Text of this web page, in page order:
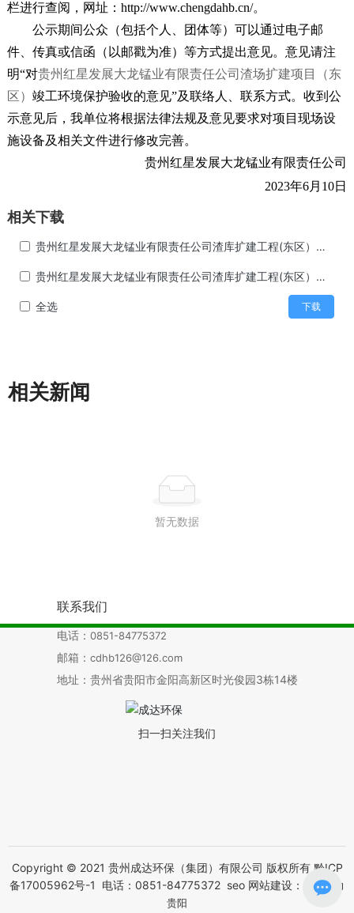
栏进行查阅，网址： http://www.chengdahb.cn/。
公示期间公众（包括个人、团体等）可以通过电子邮
件、传真或信函（以邮戳为准）等方式提出意见。意见请注
明“对贵州红星发展大龙锰业有限责任公司渣场扩建项目（东
区） 竣工环境保护验收的意见”及联络人、联系方式。收到公
示意见后，我单位将根据法律法规及意见要求对项目现场设
施设备及相关文件进行修改完善。
贵州红星发展大龙锰业有限责任公司
2023年6月 10日
相关下载
贵州红星发展大龙锰业有限责任公司渣库扩建工程(东区）验收报告
贵州红星发展大龙锰业有限责任公司渣库扩建工程(东区）环境保护验收意见
全选 下载
相关新闻
暂无数据
联系我们
电话： 0851-84775372
邮箱： cdhb126@126.com
地址：贵州省贵阳市金阳高新区时光俊园3栋14楼
扫一扫关注我们
Copyright © 2021 贵州成达环保（集团）有限公司 版权所有 黔ICP
备17005962号-1
电话： 0851-84775372 seo 网站建设：
中企动力
贵阳